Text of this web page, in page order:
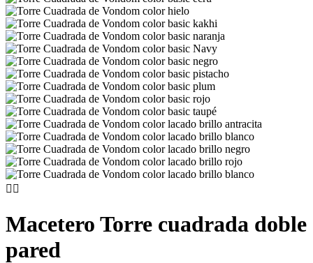
 
Macetero Torre cuadrada doble
pared